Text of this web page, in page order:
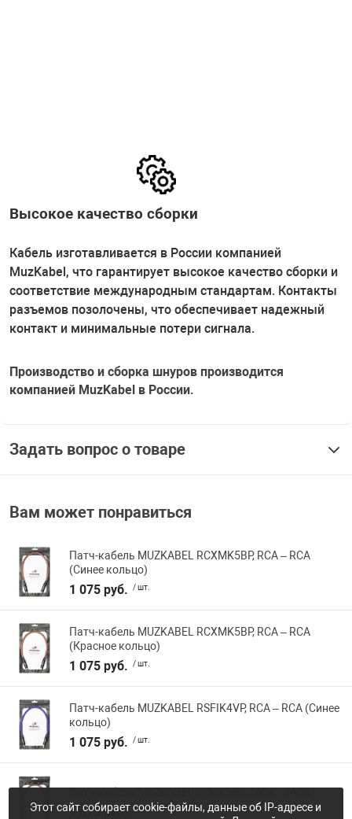
Высокое качество сборки
Кабель изготавливается в России компанией
MuzKabel, что гарантирует высокое качество сборки и
соответствие международным стандартам. Контакты
разъемов позолочены, что обеспечивает надежный
контакт и минимальные потери сигнала.
Производство и сборка шнуров производится
компанией MuzKabel в России.
Задать вопрос о товаре
Вам может понравиться
Патч-кабель MUZKABEL RCXMK5BP, RCA – RCA
(Синее кольцо)
1 075 руб. / шт.
Патч-кабель MUZKABEL RCXMK5BP, RCA – RCA
(Красное кольцо)
1 075 руб. / шт.
Патч-кабель MUZKABEL RSFIK4VP, RCA – RCA (Синее
кольцо)
1 075 руб. / шт.
1 075 руб. / шт.
Этот сайт собирает cookie-файлы, данные об IP-адресе и